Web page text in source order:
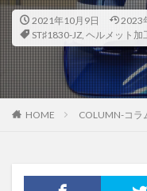
2021年10月9日 2023
ST♯1830-JZ, ヘルメット加
HOME COLUMN-コラ